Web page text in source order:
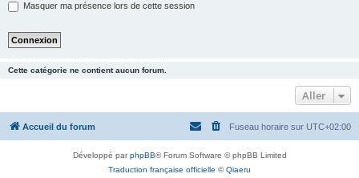
Masquer ma présence lors de cette session
Cette catégorie ne contient aucun forum.
Aller
Accueil du forum Fuseau horaire sur UTC+02:00
Développé parphpBB® Forum Software © phpBB Limited
Traduction française officielle ©Qiaeru